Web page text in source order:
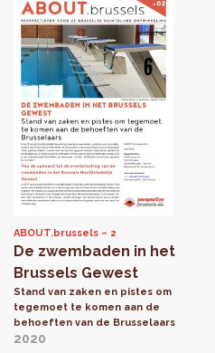
ABOUT.brussels 2
De zwembaden in het
Brussels Gewest
Stand van zaken en pistes om
tegemoet te komen aan de
behoeften van de Brusselaars
2020